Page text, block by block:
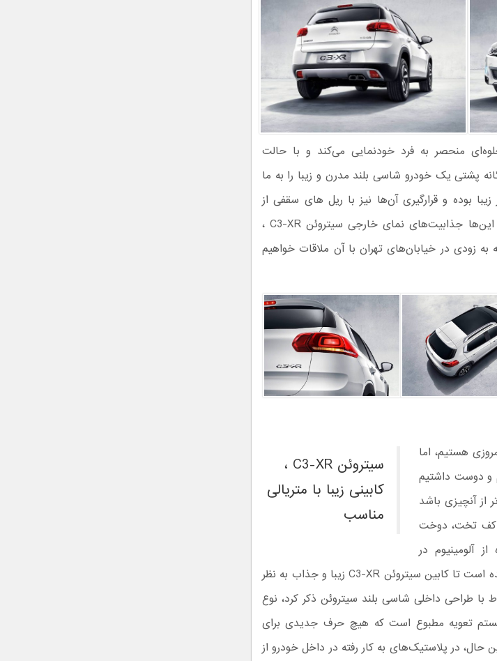
منحصر به فرد خودنمایی می‌کند و با حالت
پشتی یک خودرو شاسی بلند مدرن و زیبا را به ما
بوده و قرارگیری آن‌ها نیز با ریل های سقفی از
هماهنگی جذابی برخوردار است. تمامی این‌ها جذابیت‌های نمای خارجی سیتروئن C3-XR ،
زودی در خیابان‌های تهران با آن ملاقات خواهیم
سیتروئن C3-XR ،
کابینی زیبا با متریالی
مناسب
هستیم، اما
و دوست داشتیم
از آنچیزی باشد
کف تخت، دوخت
آلومینیوم در
ساخت برخی از جزئیات، همگی باعث شده است تا کابین سیتروئن C3-XR زیبا و جذاب به نظر
با طراحی داخلی شاسی بلند سیتروئن ذکر کرد، نوع
تعویه مطبوع است که هیچ حرف جدیدی برای
حال، در پلاستیک‌های به کار رفته در داخل خودرو از